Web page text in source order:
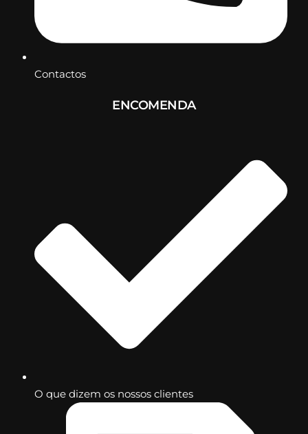
Contactos
ENCOMENDA
O que dizem os nossos clientes